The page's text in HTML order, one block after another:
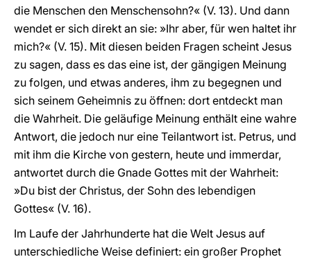
die Menschen den Menschensohn?« (V. 13). Und dann
wendet er sich direkt an sie: »Ihr aber, für wen haltet ihr
mich?« (V. 15). Mit diesen beiden Fragen scheint Jesus
zu sagen, dass es das eine ist, der gängigen Meinung
zu folgen, und etwas anderes, ihm zu begegnen und
sich seinem Geheimnis zu öffnen: dort entdeckt man
die Wahrheit. Die geläufige Meinung enthält eine wahre
Antwort, die jedoch nur eine Teilantwort ist. Petrus, und
mit ihm die Kirche von gestern, heute und immerdar,
antwortet durch die Gnade Gottes mit der Wahrheit:
»Du bist der Christus, der Sohn des lebendigen
Gottes« (V. 16).
Im Laufe der Jahrhunderte hat die Welt Jesus auf
unterschiedliche Weise definiert: ein großer Prophet